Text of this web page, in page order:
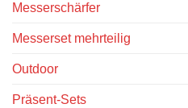
Messerschärfer
Messerset mehrteilig
Outdoor
Präsent-Sets